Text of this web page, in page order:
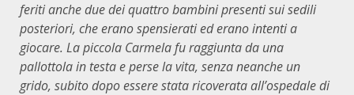
feriti anche due dei quattro bambini presenti sui sedili
posteriori, cheerano spensierati ed erano intenti a
giocare. La piccola Carmela fu raggiunta da una
pallottola in testaeperse la vita, senza neanche un
grido, subito dopo essere stata ricoverataall’ospedale di